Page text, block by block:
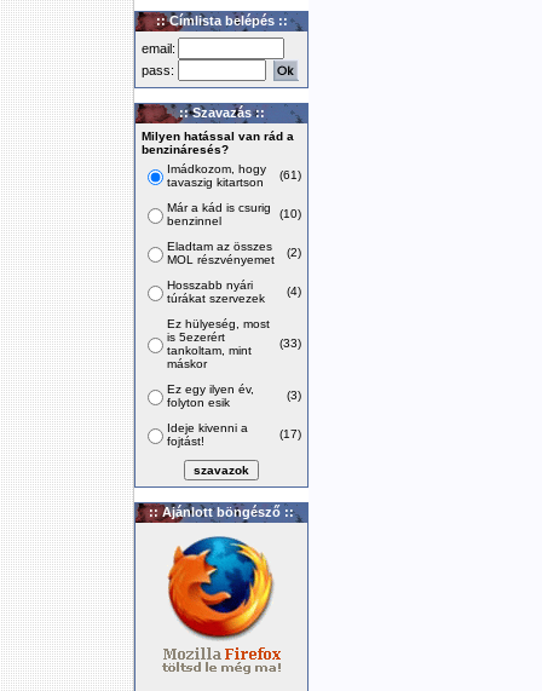
:: Címlista belépés ::
email:
pass:
:: Szavazás ::
Milyen hatással van rád a
benzináresés?
Imádkozom, hogy
tavaszig kitartson
(61)
Már a kád is csurig
benzinnel
(10)
Eladtam az összes
MOL részvényemet
(2)
Hosszabb nyári
túrákat szervezek
(4)
Ez hülyeség, most
is 5ezerért
tankoltam, mint
máskor
(33)
Ez egy ilyen év,
folyton esik
(3)
Ideje kivenni a
fojtást!
(17)
:: Ajánlott böngésző ::